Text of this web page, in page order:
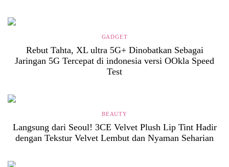
GADGET
Rebut Tahta, XL ultra 5G+ Dinobatkan Sebagai
Jaringan 5G Tercepat di indonesia versi OOkla Speed
Test
BEAUTY
Langsung dari Seoul! 3CE Velvet Plush Lip Tint Hadir
dengan Tekstur Velvet Lembut dan Nyaman Seharian